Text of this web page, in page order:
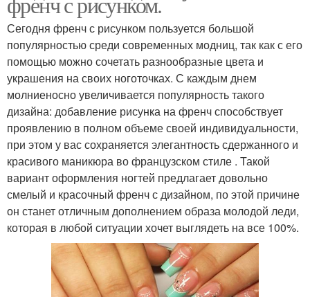
Сегодня френч с рисунком пользуется большой
популярностью среди современных модниц, так как с его
помощью можно сочетать разнообразные цвета и
украшения на своих ноготочках. С каждым днем
молниеносно увеличивается популярность такого
дизайна: добавление рисунка на френч способствует
проявлению в полном объеме своей индивидуальности,
при этом у вас сохраняется элегантность сдержанного и
красивого маникюра во французском стиле . Такой
вариант оформления ногтей предлагает довольно
смелый и красочный френч с дизайном, по этой причине
он станет отличным дополнением образа молодой леди,
которая в любой ситуации хочет выглядеть на все 100%.